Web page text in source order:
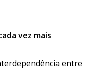
vez mais
entre